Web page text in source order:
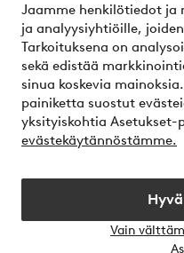
Jaamme henkilötiedot ja
ja analyysiyhtiöille,
Tarkoituksena on
sekä edistää
sinua koskevia
painiketta suostut
yksityiskohtia Asetukset-
evästekäytännöstämme.
Vain
Turvalliset
Haluatko tietää lisää
elpy